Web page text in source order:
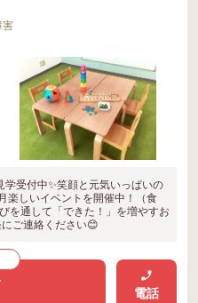
害
学受付中✨笑顔と元気いっぱいの
楽しいイベントを開催中！（食
を通して「できた！」を増やすお
ご連絡ください😊
電話